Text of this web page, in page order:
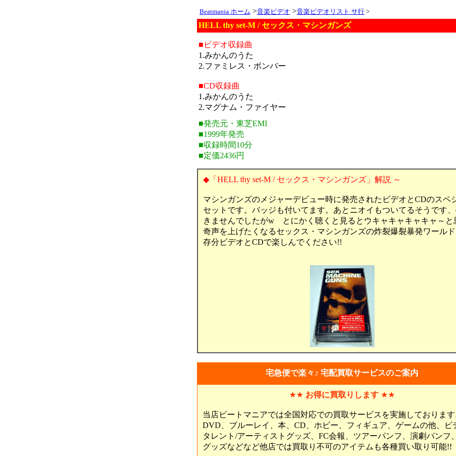
Beatmania ホーム >音楽ビデオ >音楽ビデオリスト サ行 >
HELL thy set-M / セックス・マシンガンズ
■ビデオ収録曲
1.みかんのうた
2.ファミレス・ボンバー
■CD収録曲
1.みかんのうた
2.マグナム・ファイヤー
■発売元・東芝EMI
■1999年発売
■収録時間10分
■定価2436円
◆「HELL thy set-M / セックス・マシンガンズ」解説 ～
マシンガンズのメジャーデビュー時に発売されたビデオとCDのスペ
セットです。バッジも付いてます。あとニオイもついてるそうです
きませんでしたがw とにかく聴くと見るとウキャキャキャキャ～と
奇声を上げたくなるセックス・マシンガンズの炸裂爆裂暴発ワールド
存分ビデオとCDで楽しんでください!!
宅急便で楽々♪ 宅配買取サービスのご案内
★★ お得に買取りします ★★
当店ビートマニアでは全国対応での買取サービスを実施しております
DVD、ブルーレイ、本、CD、ホビー、フィギュア、ゲームの他、ビ
タレント/アーティストグッズ、FC会報、ツアーパンフ、演劇パンフ
グッズなどなど他店では買取り不可のアイテムも各種買い取り可能!!